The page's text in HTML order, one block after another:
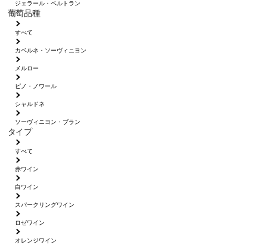
ジェラール・ベルトラン
葡萄品種
すべて
カベルネ・ソーヴィニヨン
メルロー
ピノ・ノワール
シャルドネ
ソーヴィニヨン・ブラン
タイプ
すべて
赤ワイン
白ワイン
スパークリングワイン
ロゼワイン
オレンジワイン